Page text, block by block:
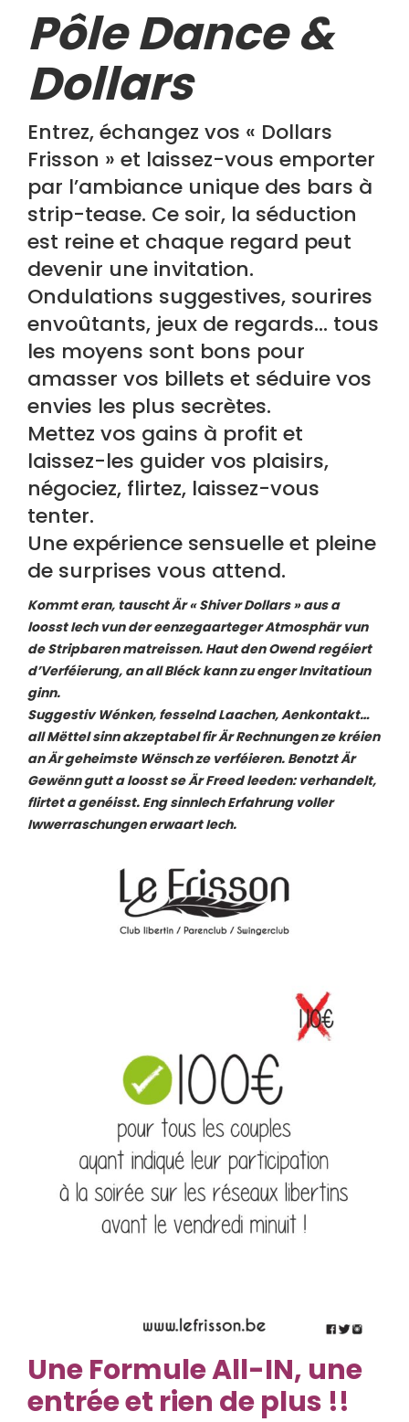
Pôle Dance &
Dollars
Entrez, échangez vos « Dollars
Frisson » et laissez-vous emporter
par l’ambiance unique des bars à
strip-tease. Ce soir, la séduction
est reine et chaque regard peut
devenir une invitation.
Ondulations suggestives, sourires
envoûtants, jeux de regards… tous
les moyens sont bons pour
amasser vos billets et séduire vos
envies les plus secrètes.
Mettez vos gains à profit et
laissez-les guider vos plaisirs,
négociez, flirtez, laissez-vous
tenter.
Une expérience sensuelle et pleine
de surprises vous attend.
Kommt eran, tauscht Är « Shiver Dollars » aus a
loosst Iech vun der eenzegaarteger Atmosphär vun
de Stripbaren matreissen. Haut den Owend regéiert
d’Verféierung, an all Bléck kann zu enger Invitatioun
ginn.
Suggestiv Wénken, fesselnd Laachen, Aenkontakt…
all Mëttel sinn akzeptabel fir Är Rechnungen ze kréien
an Är geheimste Wënsch ze verféieren. Benotzt Är
Gewënn gutt a loosst se Är Freed leeden: verhandelt,
flirtet a genéisst. Eng sinnlech Erfahrung voller
Iwwerraschungen erwaart Iech.
UneFormule All-IN, une
entrée et rien de plus !!